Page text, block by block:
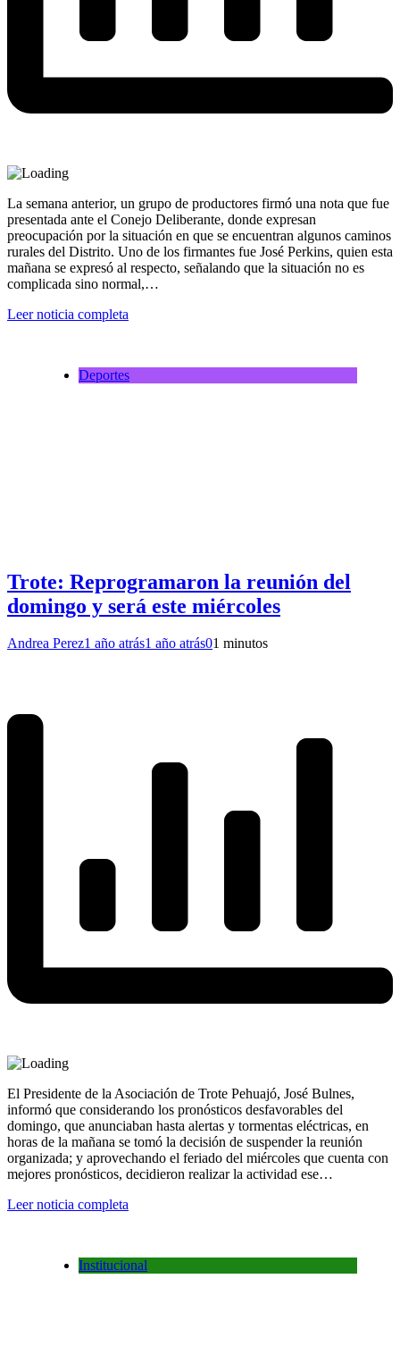
La semana anterior, un grupo de productores firmó una nota que fue
presentada ante el Conejo Deliberante, donde expresan
preocupación por la situación en que se encuentran algunos caminos
rurales del Distrito. Uno de los firmantes fue José Perkins, quien esta
mañana se expresó al respecto, señalando que la situación no es
complicada sino normal,…
Leer noticia completa
Deportes
Trote: Reprogramaron la reunión del
domingo y será este miércoles
Andrea Perez1 año atrás1 año atrás01 minutos
El Presidente de la Asociación de Trote Pehuajó, José Bulnes,
informó que considerando los pronósticos desfavorables del
domingo, que anunciaban hasta alertas y tormentas eléctricas, en
horas de la mañana se tomó la decisión de suspender la reunión
organizada; y aprovechando el feriado del miércoles que cuenta con
mejores pronósticos, decidieron realizar la actividad ese…
Leer noticia completa
Institucional